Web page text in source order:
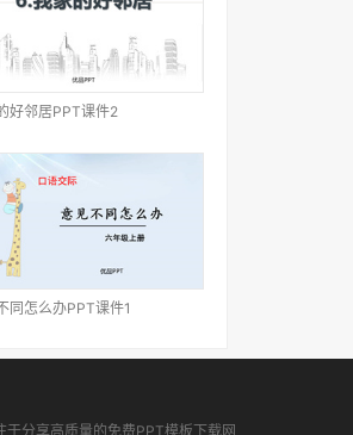
好邻居PPT课件2
同怎么办PPT课件1
分享高质量的免费PPT模板下载网